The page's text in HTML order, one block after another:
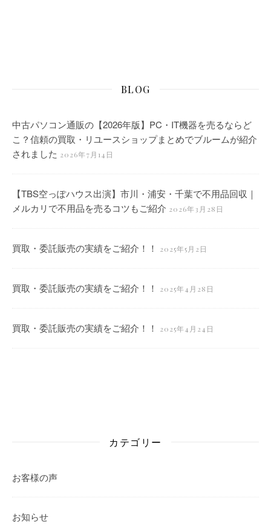
BLOG
中古パソコン通販の【2026年版】PC・IT機器を売るならど
こ？信頼の買取・リユースショップまとめでブルームが紹介
されました 2026年7月14日
【TBS空っぽハウス出演】市川・浦安・千葉で不用品回収｜
メルカリで不用品を売るコツもご紹介 2026年3月28日
買取・委託販売の実績をご紹介！！ 2025年5月2日
買取・委託販売の実績をご紹介！！ 2025年4月28日
買取・委託販売の実績をご紹介！！ 2025年4月24日
カテゴリー
お客様の声
お知らせ